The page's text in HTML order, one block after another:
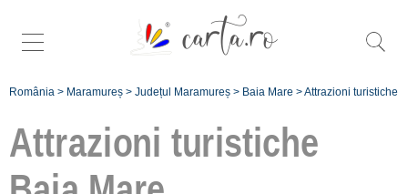
România > Maramureș > Județul Maramureș > Baia Mare >Attrazioni turistiche
Attrazioni turistiche
Trova più specifiche